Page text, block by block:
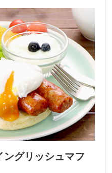
ングリッシュマフ